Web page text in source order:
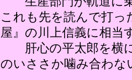
これも先を読んで打
屋』の川上信義に相当
肝心の平太郎を横に
のいささか噛み合わ